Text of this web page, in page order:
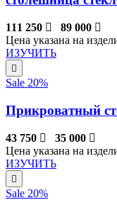
111 250
89 000
Цена указана на
ИЗУЧИТЬ
Sale 20%
Прикроватный
43 750
35 000
Цена указана на
ИЗУЧИТЬ
Sale 20%